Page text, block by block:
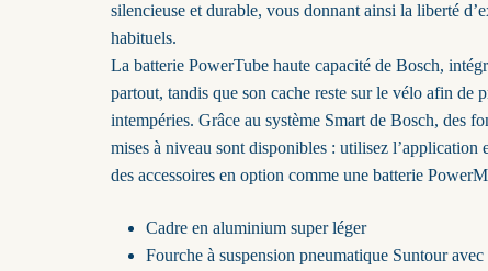
silencieuse et durable, vous donnant ainsi la liberté
habituels.
La batterie PowerTube haute capacité de Bosch,
partout, tandis que son cache reste sur le vélo afin de
intempéries. Grâce au système Smart de Bosch, des
mises à niveau sont disponibles : utilisez
des accessoires en option comme une batterie
Cadre en aluminium super léger
Fourche à suspension pneumatique Suntour